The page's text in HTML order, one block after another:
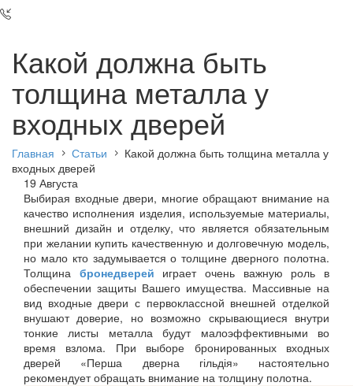
Какой должна быть
толщина металла у
входных дверей
Главная Статьи
Какой должна быть толщина металла у
входных дверей
19 Августа
Выбирая входные двери, многие обращают внимание на
качество исполнения изделия, используемые материалы,
внешний дизайн и отделку, что является обязательным
при желании купить качественную и долговечную модель,
но мало кто задумывается о толщине дверного полотна.
Толщина бронедверей играет очень важную роль в
обеспечении защиты Вашего имущества. Массивные на
вид входные двери с первоклассной внешней отделкой
внушают доверие, но возможно скрывающиеся внутри
тонкие листы металла будут малоэффективными во
время взлома. При выборе бронированных входных
дверей «Перша дверна гільдія» настоятельно
рекомендует обращать внимание на толщину полотна.